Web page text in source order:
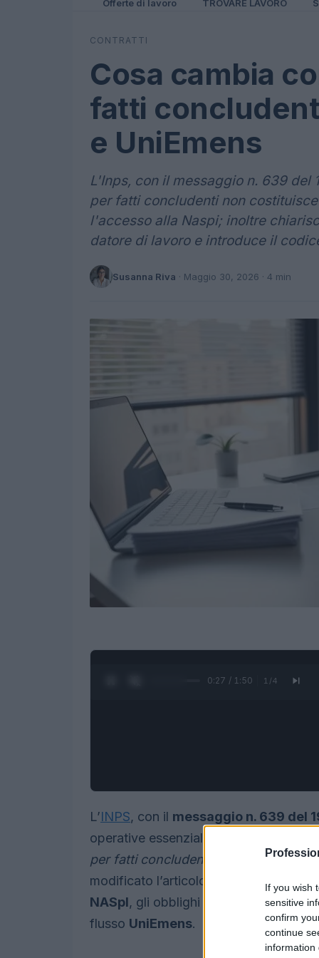
If you wish
sensitive
confirm
continue
information
Offerte di lavoro TROVARE LAVORO
CONTRATTI
Cosa cambia
fatti
e UniEmens
L'Inps, con il messaggio n. 639 del
per fatti concludenti non
l'accesso alla Naspi; inoltre
datore di lavoro e introduce il
Susanna Riva · Maggio 30, 2026 · 4 min
0:28 / 1:50 1 /4
L’INPS, con il messaggio n. 639 del
operative essenziali riguardo alle
per fatti concludenti
, norma inserita
modificato l’articolo 26 del D.Lgs. 151/
NASpI, gli obblighi contributivi del
flusso UniEmens.